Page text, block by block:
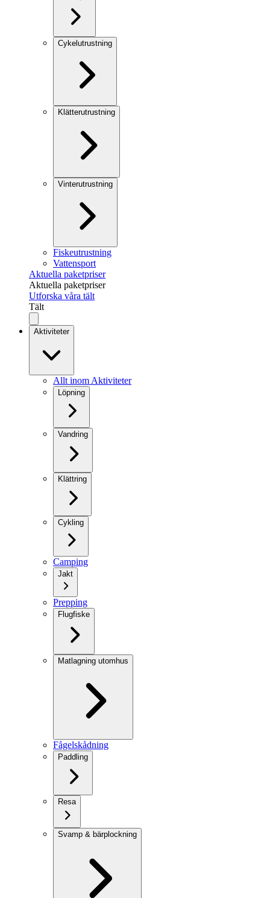
Cykelutrustning
Klätterutrustning
Vinterutrustning
Fiskeutrustning
Vattensport
Aktuella paketpriser
Aktuella paketpriser
Utforska våra tält
Tält
Aktiviteter
Allt inom Aktiviteter
Löpning
Vandring
Klättring
Cykling
Camping
Jakt
Prepping
Flugfiske
Matlagning utomhus
Fågelskådning
Paddling
Resa
Svamp & bärplockning